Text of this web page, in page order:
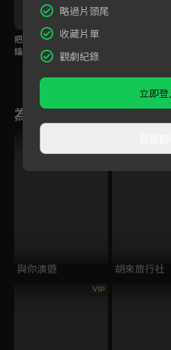
把所有辛苦都哭掉！贈
鑰交屋儀式感動全場！
為您推薦
與你澳遊 胡來旅行社
VIP
略過片頭尾
收藏片單
觀劇紀錄
立即登